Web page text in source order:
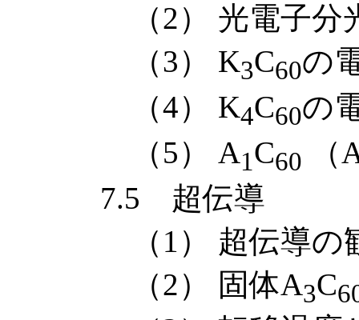
（2） 光電子分
（3） K3C60の
（4） K4C60の
（5） A1C60
（
7.5 超伝導
（1） 超伝導の
（2） 固体A3C